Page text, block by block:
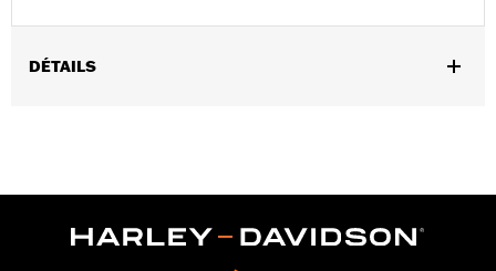
DÉTAILS
Origine:Importé